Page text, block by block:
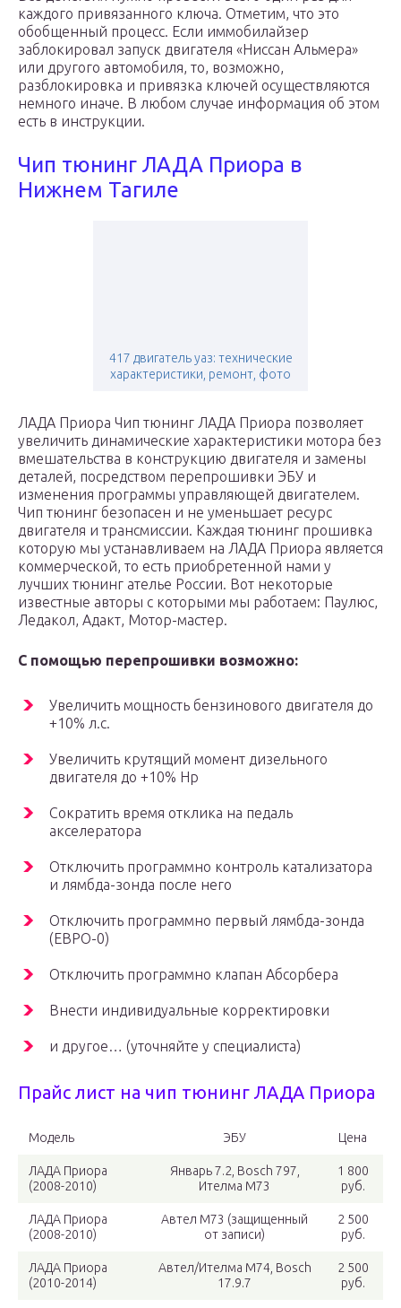
каждого привязанного ключа. Отметим, что это
обобщенный процесс. Если иммобилайзер
заблокировал запуск двигателя «Ниссан Альмера»
или другого автомобиля, то, возможно,
разблокировка и привязка ключей осуществляются
немного иначе. В любом случае информация об этом
есть в инструкции.
Чип тюнинг ЛАДА Приора в
Нижнем Тагиле
417 двигатель уаз: технические
характеристики, ремонт, фото
ЛАДА Приора Чип тюнинг ЛАДА Приора позволяет
увеличить динамические характеристики мотора без
вмешательства в конструкцию двигателя и замены
деталей, посредством перепрошивки ЭБУ и
изменения программы управляющей двигателем.
Чип тюнинг безопасен и не уменьшает ресурс
двигателя и трансмиссии. Каждая тюнинг прошивка
которую мы устанавливаем на ЛАДА Приора является
коммерческой, то есть приобретенной нами у
лучших тюнинг ателье России. Вот некоторые
известные авторы с которыми мы работаем: Паулюс,
Ледакол, Адакт, Мотор-мастер.
С помощью перепрошивки возможно:
Увеличить мощность бензинового двигателя до
+10% л.с.
Увеличить крутящий момент дизельного
двигателя до +10% Нр
Сократить время отклика на педаль
акселератора
Отключить программно контроль катализатора
и лямбда-зонда после него
Отключить программно первый лямбда-зонда
(ЕВРО-0)
Отключить программно клапан Абсорбера
Внести индивидуальные корректировки
и другое… (уточняйте у специалиста)
Прайс лист на чип тюнинг ЛАДА Приора
Модель ЭБУ Цена
ЛАДА Приора
(2008-2010)
Январь 7.2, Bosch 797,
Ителма М73
1 800
руб.
ЛАДА Приора
(2008-2010)
Автел М73 (защищенный
от записи)
2 500
руб.
ЛАДА Приора
(2010-2014)
Автел/Ителма М74, Bosch
17.9.7
2 500
руб.